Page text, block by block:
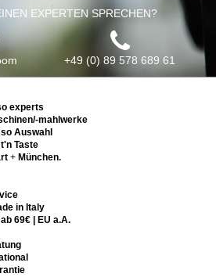
EXPERTEN SPRECHEN?
+49 (0) 89 578 689 61
experts
mahlwerke
Auswahl
Taste
+ München.
in Italy
69€ | EU a.A.